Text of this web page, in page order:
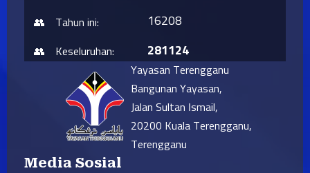
Tahun ini:
Keseluruhan:
16208
281124
Yayasan Terengganu
Bangunan Yayasan,
Jalan Sultan Ismail,
20200 Kuala Terengganu,
Terengganu
Media Sosial